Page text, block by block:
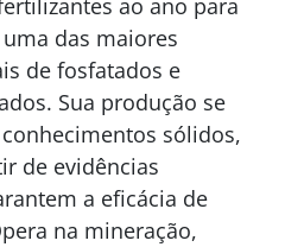
ao ano para
das maiores
de fosfatados e
Sua produção se
sólidos,
de evidências
a eficácia de
na mineração,